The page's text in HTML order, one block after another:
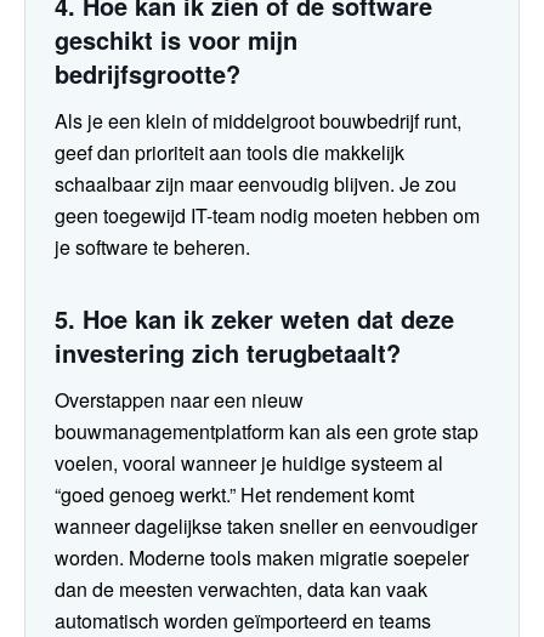
geschikt is voor mijn
bedrijfsgrootte?
Als je een klein of middelgroot bouwbedrijf runt,
geef dan prioriteit aan tools die makkelijk
schaalbaar zijn maar eenvoudig blijven. Je zou
geen toegewijd IT-team nodig moeten hebben om
je software te beheren.
5. Hoe kan ik zeker weten dat deze
investering zich terugbetaalt?
Overstappen naar een nieuw
bouwmanagementplatform kan als een grote stap
voelen, vooral wanneer je huidige systeem al
“goed genoeg werkt.” Het rendement komt
wanneer dagelijkse taken sneller en eenvoudiger
worden. Moderne tools maken migratie soepeler
dan de meesten verwachten, data kan vaak
automatisch worden geïmporteerd en teams